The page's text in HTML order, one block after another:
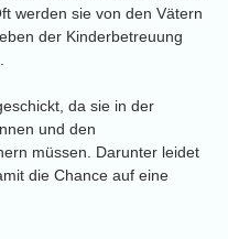
werden sie von den Vätern
der Kinderbetreuung
da sie in der
und den
müssen. Darunter leidet
die Chance auf eine